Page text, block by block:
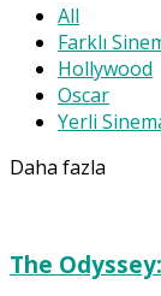
All
Farklı
Hollywood
Oscar
Yerli
Daha fazla
The